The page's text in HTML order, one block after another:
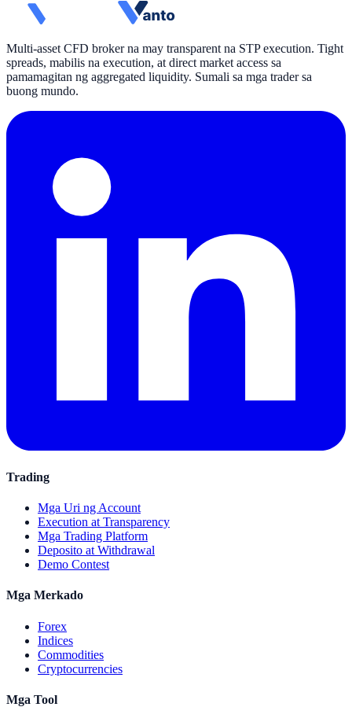
Multi-asset CFD broker na may transparent na STP execution. Tight
spreads, mabilis na execution, at direct market access sa
pamamagitan ng aggregated liquidity. Sumali sa mga trader sa
buong mundo.
Trading
Mga Uri ng Account
Execution at Transparency
Mga Trading Platform
Deposito at Withdrawal
Demo Contest
Mga Merkado
Forex
Indices
Commodities
Cryptocurrencies
Mga Tool